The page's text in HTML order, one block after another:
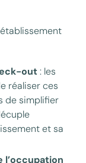
out: les
réaliser ces
de simplifier
et sa
l’occupation